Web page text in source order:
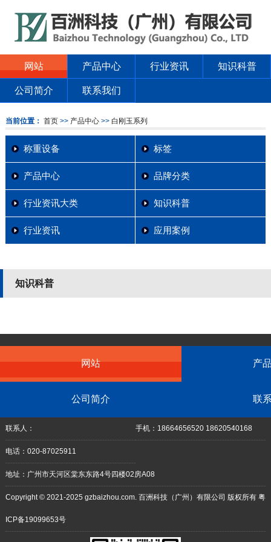
网站 产品中心 行业资讯 知识科普
公司简介 联系我们
当前位置： 首页>> 产品中心>> 白刚玉系列
称重设备 标签
产品中心 品牌分类
行业资讯大类 知识科普
行业资讯 应用案例
知识科普
网站 产
公司简介 联
联系人： 手机：18664656520 18620540168
电话：020-87025911
地址：广州市天河区棠东东路4号四楼02房A08
Copyright © 2021-2025 gzbaizhou.com. 百洲科技（广州）有限公司 版权所有 粤
ICP备19099653号